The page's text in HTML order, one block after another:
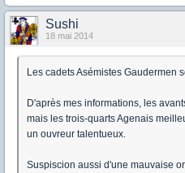
Sushi
18 mai 2014
Les cadets Asémistes Gaudermen
D'après mes informations, les
mais les trois-quarts Agenais
un ouvreur talentueux.
Suspiscion aussi d'une mauvaise